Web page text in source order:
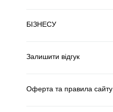
БІЗНЕСУ
Залишити відгук
Оферта та правила сайту